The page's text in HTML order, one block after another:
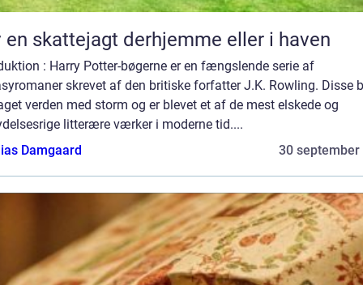
en skattejagt derhjemme eller i haven
: Harry Potter-bøgerne er en fængslende serie af
skrevet af den britiske forfatter J.K. Rowling. Disse
verden med storm og er blevet et af de mest elskede og
litterære værker i moderne tid....
Damgaard
30 september